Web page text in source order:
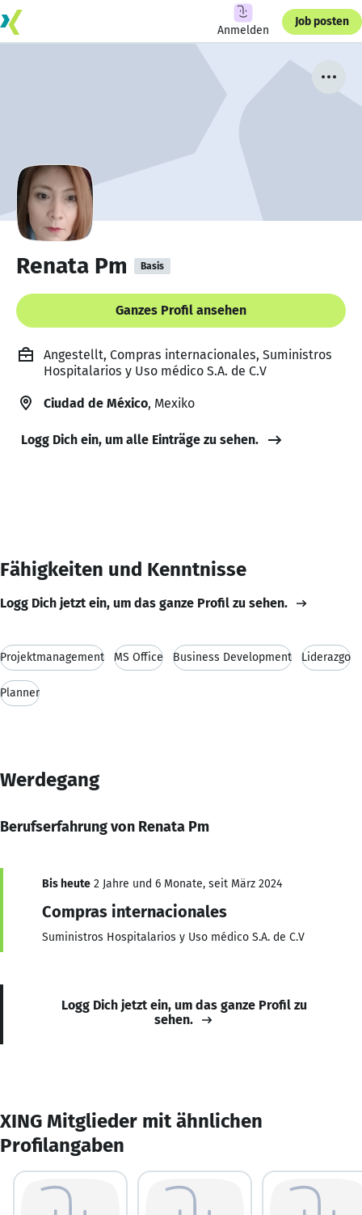
Anmelden
Job posten
Renata Pm Basis
Ganzes Profil ansehen
Angestellt, Compras internacionales, Suministros
Hospitalarios y Uso médico S.A. de C.V
Ciudad de México, Mexiko
Logg Dich ein, um alle Einträge zu sehen.
Fähigkeiten und Kenntnisse
Logg Dich jetzt ein, um das ganze Profil zu sehen.
Projektmanagement MS Office Business Development Liderazgo
Planner
Werdegang
Berufserfahrung von Renata Pm
Bis heute 2 Jahre und 6 Monate, seit März 2024
Compras internacionales
Suministros Hospitalarios y Uso médico S.A. de C.V
Logg Dich jetzt ein, um das ganze Profil zu
sehen.
XING Mitglieder mit ähnlichen
Profilangaben